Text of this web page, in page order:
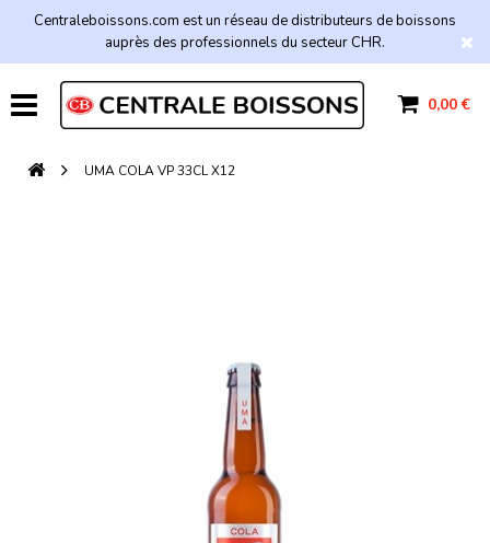
Centraleboissons.com est un réseau de distributeurs de boissons
auprès des professionnels du secteur CHR.
0,00 €
UMA COLA VP 33CL X12